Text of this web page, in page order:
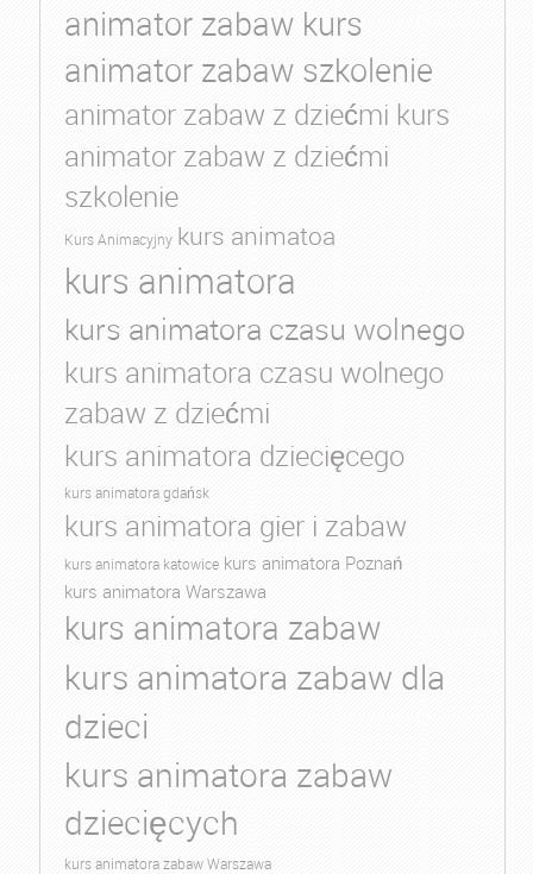
animator zabaw kurs
animator zabaw szkolenie
animator zabaw z dziećmi kurs
animator zabaw z dziećmi
szkolenie
Kurs Animacyjny kurs animatoa
kurs animatora
kurs animatora czasu wolnego
kurs animatora czasu wolnego
zabaw z dziećmi
kurs animatora dziecięcego
kurs animatora gdańsk
kurs animatora gier i zabaw
kurs animatora katowice kurs animatora Poznań
kurs animatora Warszawa
kurs animatora zabaw
kurs animatora zabaw dla
dzieci
kurs animatora zabaw
dziecięcych
kurs animatora zabaw Warszawa